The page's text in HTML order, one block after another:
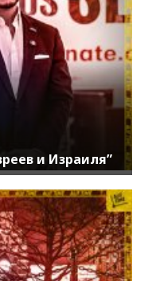
и Израиля”